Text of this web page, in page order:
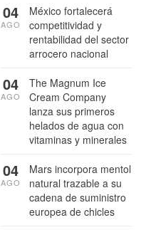
México fortalecerá
competitividad y
rentabilidad del sector
arrocero nacional
04
AGO
The Magnum Ice
Cream Company
lanza sus primeros
helados de agua con
vitaminas y minerales
04
AGO
Mars incorpora mentol
natural trazable a su
cadena de suministro
europea de chicles
04
AGO